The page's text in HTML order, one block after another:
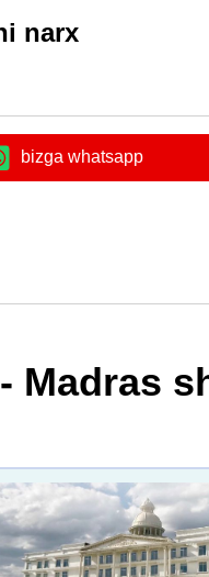
narx
bizga whatsapp
Madras